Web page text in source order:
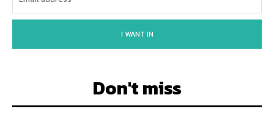
I WANT IN
Don't miss